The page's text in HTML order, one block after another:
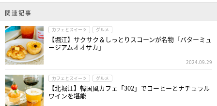
関連記事
カフェとスイーツ グルメ
【堀江】サクサク＆しっとりスコーンが名物「バターミュ
ージアムオオサカ」
2024.09.29
カフェとスイーツ グルメ
【北堀江】韓国風カフェ「302」でコーヒーとナチュラル
ワインを堪能